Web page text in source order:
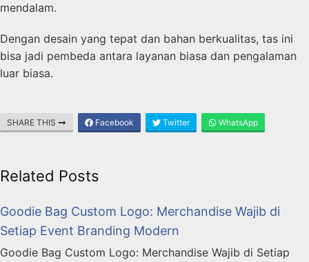
mendalam.
Dengan desain yang tepat dan bahan berkualitas, tas ini
bisa jadi pembeda antara layanan biasa dan pengalaman
luar biasa.
SHARE THIS Facebook Twitter WhatsApp
Related Posts
Goodie Bag Custom Logo: Merchandise Wajib di
Setiap Event Branding Modern
Goodie Bag Custom Logo: Merchandise Wajib di Setiap